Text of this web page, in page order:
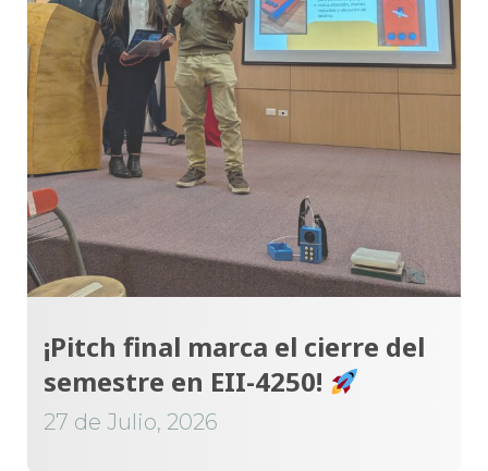
¡Pitch final marca el cierre del
semestre en EII-4250!
27 de Julio, 2026